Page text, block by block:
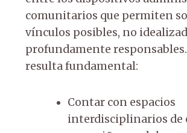
comunitarios que permiten
vínculos posibles, no
profundamente
resulta fundamental:
Contar con espacios
interdisciplinarios de